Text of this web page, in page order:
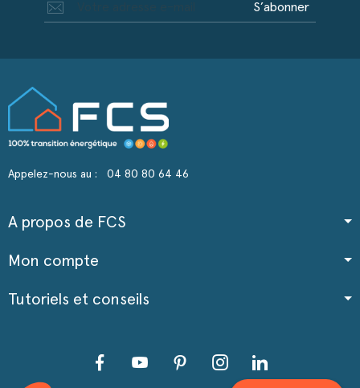
S’abonner
Appelez-nous au : 04 80 80 64 46
A propos de FCS
Mon compte
Tutoriels et conseils
FacebookYouTube PinterestInstagram